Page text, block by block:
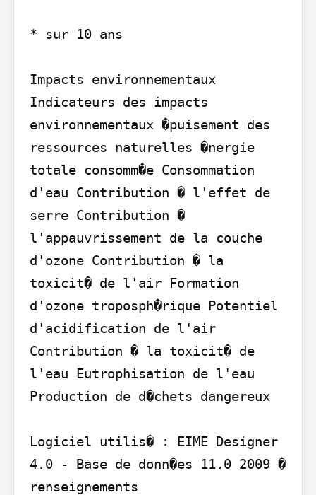
* sur 10 ans
Impacts environnementaux
Indicateurs des impacts
environnementaux �puisement des
ressources naturelles �nergie
totale consomm�e Consommation
d'eau Contribution � l'effet de
serre Contribution �
l'appauvrissement de la couche
d'ozone Contribution � la
toxicit� de l'air Formation
d'ozone troposph�rique Potentiel
d'acidification de l'air
Contribution � la toxicit� de
l'eau Eutrophisation de l'eau
Production de d�chets dangereux
Logiciel utilis� : EIME Designer
4.0 - Base de donn�es 11.0 2009 �
renseignements